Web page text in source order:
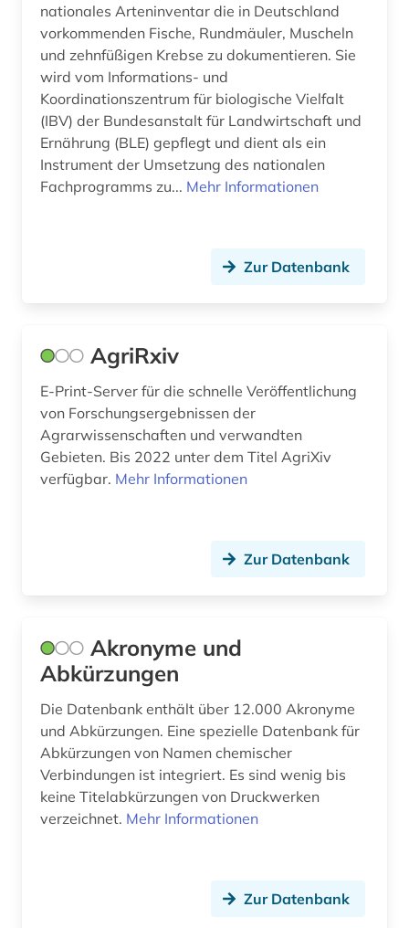
biogeographie (2)
biografie (1)
biologie (36)
biologiestudium (1)
biomolekül (1)
bionik (1)
biosicherheit (1)
biosphärenreservat rhön (1)
botanik (22)
botanischer garten (3)
brauereiwesen (1)
brief (3)
nationales Arteninventar die in Deutschland
vorkommenden Fische, Rundmäuler, Muscheln
und zehnfüßigen Krebse zu dokumentieren. Sie
wird vom Informations- und
Koordinationszentrum für biologische Vielfalt
(IBV) der Bundesanstalt für Landwirtschaft und
Ernährung (BLE) gepflegt und dient als ein
Instrument der Umsetzung des nationalen
Fachprogramms zu... Mehr Informationen
Zur Datenbank
AgriRxiv
E-Print-Server für die schnelle Veröffentlichung
von Forschungsergebnissen der
Agrarwissenschaften und verwandten
Gebieten. Bis 2022 unter dem Titel AgriXiv
verfügbar. Mehr Informationen
Zur Datenbank
Akronyme und
Abkürzungen
Die Datenbank enthält über 12.000 Akronyme
und Abkürzungen. Eine spezielle Datenbank für
Abkürzungen von Namen chemischer
Verbindungen ist integriert. Es sind wenig bis
keine Titelabkürzungen von Druckwerken
verzeichnet. Mehr Informationen
Zur Datenbank